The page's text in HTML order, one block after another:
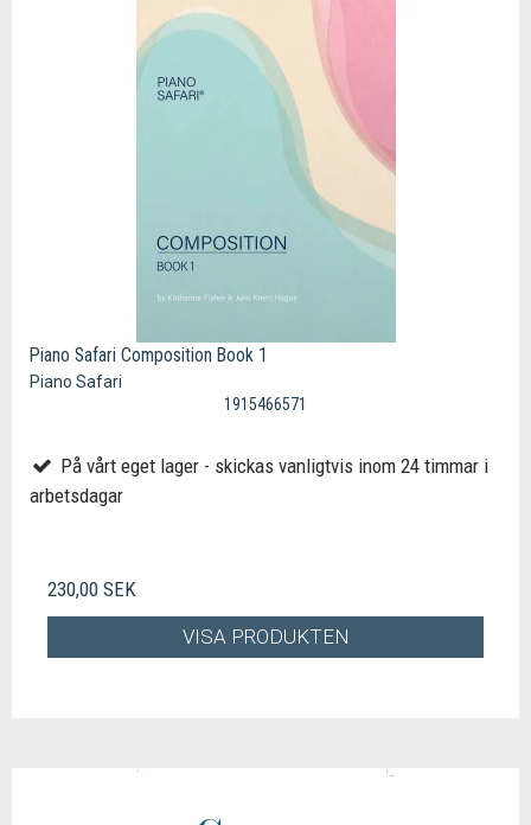
Piano Safari Composition Book 1
Piano Safari
1915466571
På vårt eget lager - skickas vanligtvis inom 24 timmar i
arbetsdagar
230,00 SEK
VISA PRODUKTEN